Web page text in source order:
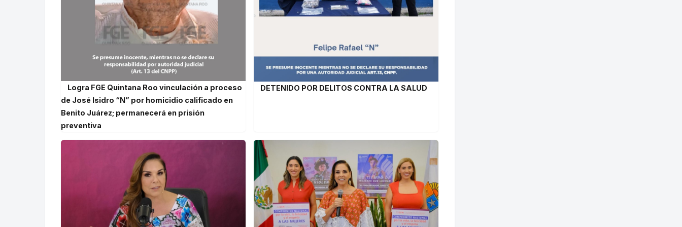
Logra FGE Quintana Roo vinculación a proceso
de José Isidro “N” por homicidio calificado en
Benito Juárez; permanecerá en prisión
preventiva
DETENIDO POR DELITOS CONTRA LA SALUD